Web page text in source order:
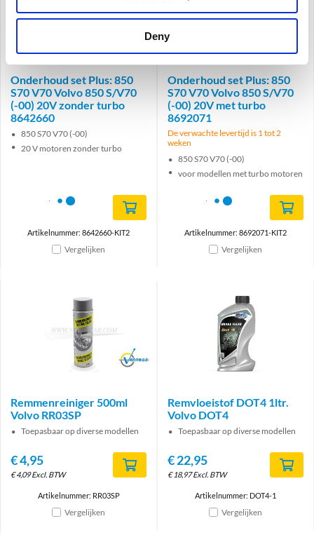
Deny
Brand
Onderhoud set Plus: 850
S70 V70 Volvo 850 S/V70
(-00) 20V zonder turbo
8642660
850 S70 V70 (-00)
20 V motoren zonder turbo
Artikelnummer: 8642660-KIT2
Vergelijken
Onderhoud set Plus: 850
S70 V70 Volvo 850 S/V70
(-00) 20V met turbo
8692071
De verwachte levertijd is 1 tot 2
weken
850 S70 V70 (-00)
voor modellen met turbo motoren
Artikelnummer: 8692071-KIT2
Vergelijken
Brand
Remmenreiniger 500ml
Volvo RR03SP
Toepasbaar op diverse modellen
€4,95
€4,09 Excl. BTW
Artikelnummer: RR03SP
Vergelijken
Remvloeistof DOT4 1ltr.
Volvo DOT4
Toepasbaar op diverse modellen
€22,95
€18,97 Excl. BTW
Artikelnummer: DOT4-1
Vergelijken